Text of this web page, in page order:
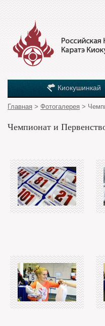
Киокушинкай
Главная > Фотогалерея >
Чемпионат и